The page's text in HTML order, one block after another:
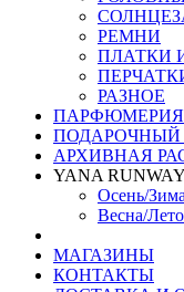
РЕМНИ
ПЛАТКИ
РАЗНОЕ
ПАРФЮМЕРИЯ
ПОДАРОЧНЫЙ
АРХИВНАЯ
YANA RUNWAY
Осень/
Весна/
МАГАЗИНЫ
КОНТАКТЫ